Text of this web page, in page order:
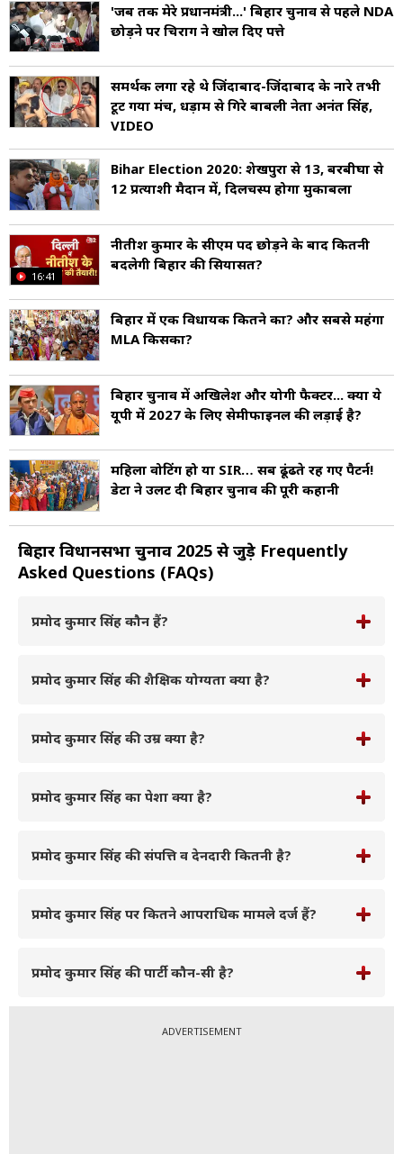
'जब तक मेरे प्रधानमंत्री...' बिहार चुनाव से पहले NDA
छोड़ने पर चिराग ने खोल दिए पत्ते
समर्थक लगा रहे थे जिंदाबाद-जिंदाबाद के नारे तभी
टूट गया मंच, धड़ाम से गिरे बाहुबली नेता अनंत सिंह,
VIDEO
Bihar Election 2020: शेखपुरा से 13, बरबीघा से
12 प्रत्याशी मैदान में, दिलचस्प होगा मुकाबला
16:41
नीतीश कुमार के सीएम पद छोड़ने के बाद क‍ितनी
बदलेगी ब‍िहार की स‍ियासत?
बिहार में एक विधायक कितने का? और सबसे महंगा
MLA किसका?
बिहार चुनाव में अखिलेश और योगी फैक्टर... क्या ये
यूपी में 2027 के लिए सेमीफाइनल की लड़ाई है?
महिला वोटिंग हो या SIR… सब ढूंढते रह गए पैटर्न!
डेटा ने उलट दी बिहार चुनाव की पूरी कहानी
बिहार विधानसभा चुनाव 2025 से जुड़े Frequently
Asked Questions (FAQs)
प्रमोद कुमार सिंह कौन हैं?
प्रमोद कुमार सिंह की शैक्षिक योग्यता क्या है?
प्रमोद कुमार सिंह की उम्र क्या है?
प्रमोद कुमार सिंह का पेशा क्या है?
प्रमोद कुमार सिंह की संपत्ति व देनदारी कितनी है?
प्रमोद कुमार सिंह पर कितने आपराधिक मामले दर्ज हैं?
प्रमोद कुमार सिंह की पार्टी कौन-सी है?
ADVERTISEMENT